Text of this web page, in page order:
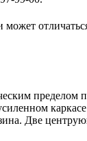
может
пределом
Две